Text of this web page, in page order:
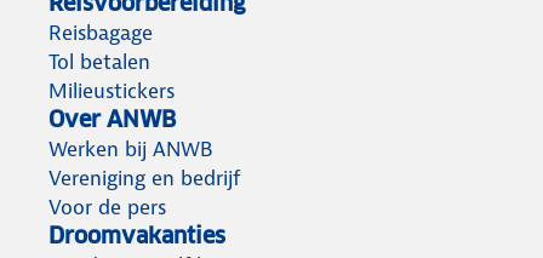
Reisbagage
Tol betalen
Milieustickers
Over ANWB
Werken bij ANWB
Vereniging en bedrijf
Voor de pers
Droomvakanties